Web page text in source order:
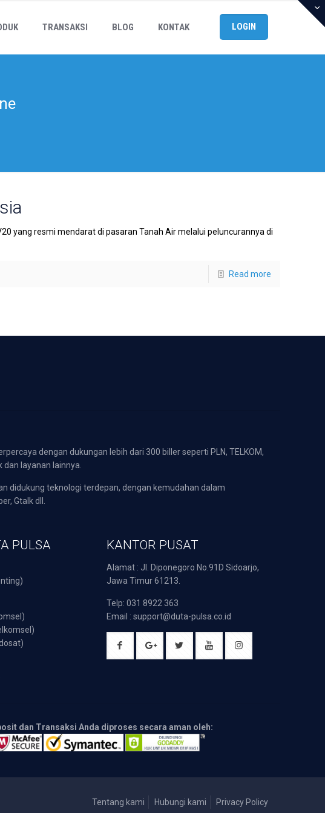
TRANSAKSI BLOG KONTAK LOGIN
yang resmi mendarat di pasaran Tanah Air melalui peluncurannya di
Read more
dengan dukungan lebih dari 300 biller seperti PLN, TELKOM,
dan layanan lainnya.
didukung teknologi terdepan, dengan kemudahan dalam
Gtalk dll.
PULSA KANTOR PUSAT
Alamat : Jl. Diponegoro No.91D Sidoarjo,
Jawa Timur 61213.
Telp: 031 8922 363
Email : support@duta-pulsa.co.id
dan Transaksi Anda diproses secara aman oleh:
Tentang kami Hubungi kami Privacy Policy